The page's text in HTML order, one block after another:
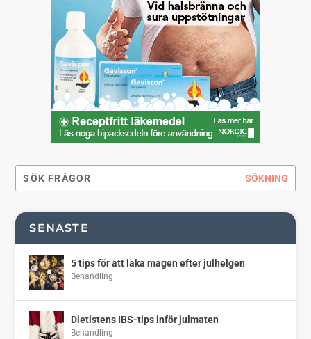
SENASTE
5 tips för att läka magen efter julhelgen
Behandling
Dietistens IBS-tips inför julmaten
Behandling